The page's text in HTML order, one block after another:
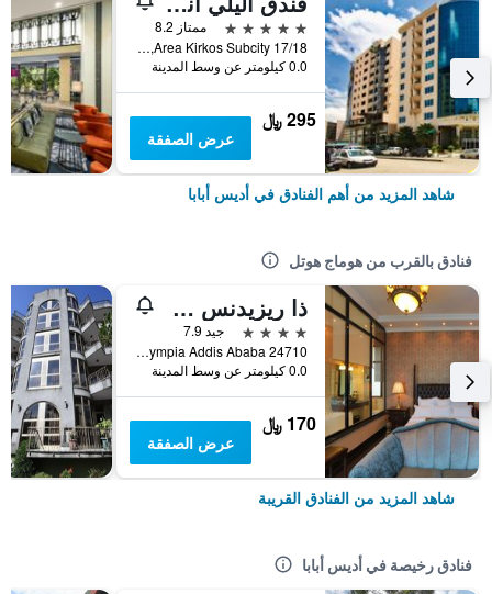
5 نجوم
ممتاز 8.2
Area Kirkos Subcity 17/18, أديس أبابا, أثيوبيا
0.0 كيلومتر عن وسط المدينة
295 ﷼
عرض الصفقة
شاهد المزيد من أهم الفنادق في أديس أبابا
فنادق بالقرب من هوماج هوتل
ذا ريزيدنس سويت هوتل
4 نجوم
جيد 7.9
24710 Africa Avenue, Bole - Olympia Addis Ababa, أديس أبابا, أثيوبيا
0.0 كيلومتر عن وسط المدينة
170 ﷼
عرض الصفقة
شاهد المزيد من الفنادق القريبة
فنادق رخيصة في أديس أبابا